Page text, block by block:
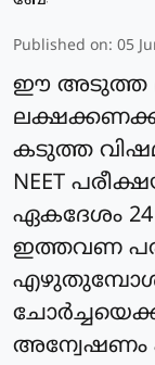
Published on: 05
ഈ അടുത്ത
കടുത്ത
NEET
ഏകദേശം 24
ഇത്തവണ
എഴുതുമ്പോൾ,
അന്വേഷണം